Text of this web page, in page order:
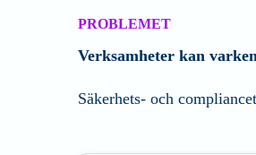
PROBLEMET
Verksamheter kan
Säkerhets- och